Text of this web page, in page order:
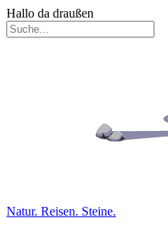
Hallo da draußen
Natur. Reisen. Steine.